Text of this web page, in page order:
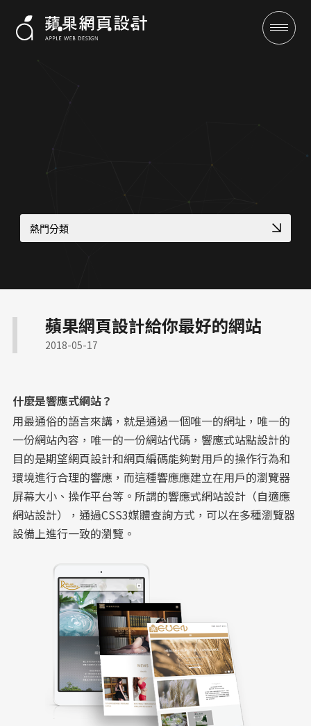
全域行銷
行銷專欄
關於蘋果
熱門分類
醫師個人品牌官網
機械設備展示方案
形象官網開發方案
工業品牌 SEO 優化
多語系全球化網站
客製化電商功能
CIS 視覺識別整合
教育機構資訊公開網
高質感視覺設計案例
高信任感醫療網頁
幼兒園／私校形象網站
蘋果網頁設計給你最好的網站
2018-05-17
什麼是響應式網站？
用最通俗的語言來講，就是通過一個唯一的網址，唯一的
一份網站內容，唯一的一份網站代碼，響應式站點設計的
目的是期望網頁設計和網頁編碼能夠對用戶的操作行為和
環境進行合理的響應，而這種響應應建立在用戶的瀏覽器
屏幕大小、操作平台等。所謂的響應式網站設計（自適應
網站設計），通過CSS3媒體查詢方式，可以在多種瀏覽器
設備上進行一致的瀏覽。